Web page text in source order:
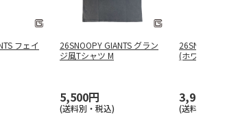
フェイ
26SNOOPY GIANTS グラン
ジ風Tシャツ M
5,500円
(送料別・税込)
26SNOOPY
(ホワイト) M
3,900円
(送料別・税